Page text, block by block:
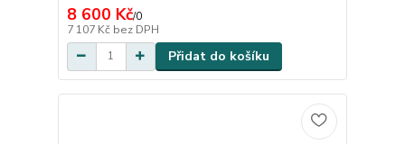
8 600 Kč/0
7 107 Kč bez DPH
Přidat do košíku